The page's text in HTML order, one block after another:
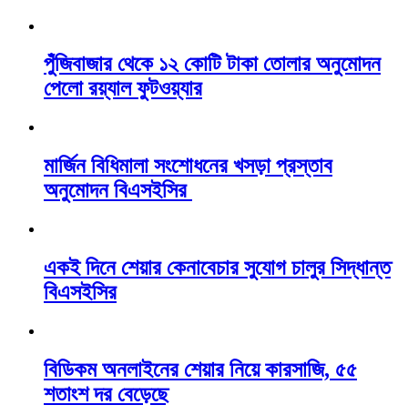
পুঁজিবাজার থেকে ১২ কোটি টাকা তোলার অনুমোদন
পেলো রয়্যাল ফুটওয়্যার
মার্জিন বিধিমালা সংশোধনের খসড়া প্রস্তাব
অনুমোদন বিএসইসির
একই দিনে শেয়ার কেনাবেচার সুযোগ চালুর সিদ্ধান্ত
বিএসইসির
বিডিকম অনলাইনের শেয়ার নিয়ে কারসাজি, ৫৫
শতাংশ দর বেড়েছে